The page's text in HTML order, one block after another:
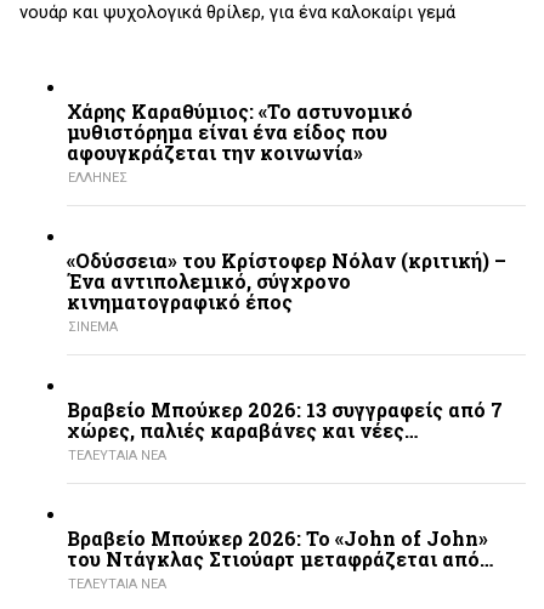
νουάρ και ψυχολογικά θρίλερ, για ένα καλοκαίρι γεμά
Χάρης Καραθύμιος: «Το αστυνομικό
μυθιστόρημα είναι ένα είδος που
αφουγκράζεται την κοινωνία»
ΕΛΛΗΝΕΣ
«Οδύσσεια» του Κρίστοφερ Νόλαν (κριτική) –
Ένα αντιπολεμικό, σύγχρονο
κινηματογραφικό έπος
ΣΙΝΕΜΑ
Βραβείο Μπούκερ 2026: 13 συγγραφείς από 7
χώρες, παλιές καραβάνες και νέες…
ΤΕΛΕΥΤΑΙΑ ΝΕΑ
Βραβείο Μπούκερ 2026: Το «John of John»
του Ντάγκλας Στιούαρτ μεταφράζεται από…
ΤΕΛΕΥΤΑΙΑ ΝΕΑ